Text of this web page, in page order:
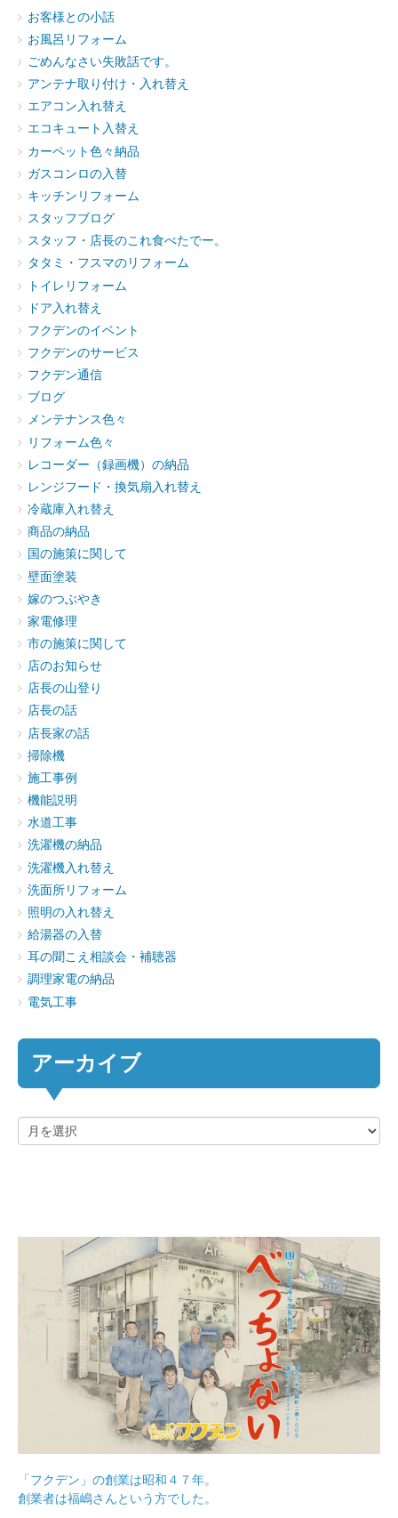
お客様との小話
お風呂リフォーム
ごめんなさい失敗話です。
アンテナ取り付け・入れ替え
エアコン入れ替え
エコキュート入替え
カーペット色々納品
ガスコンロの入替
キッチンリフォーム
スタッフブログ
スタッフ・店長のこれ食べたでー。
タタミ・フスマのリフォーム
トイレリフォーム
ドア入れ替え
フクデンのイベント
フクデンのサービス
フクデン通信
ブログ
メンテナンス色々
リフォーム色々
レコーダー（録画機）の納品
レンジフード・換気扇入れ替え
冷蔵庫入れ替え
商品の納品
国の施策に関して
壁面塗装
嫁のつぶやき
家電修理
市の施策に関して
店のお知らせ
店長の山登り
店長の話
店長家の話
掃除機
施工事例
機能説明
水道工事
洗濯機の納品
洗濯機入れ替え
洗面所リフォーム
照明の入れ替え
給湯器の入替
耳の聞こえ相談会・補聴器
調理家電の納品
電気工事
アーカイブ
「フクデン」の創業は昭和４７年。
創業者は福嶋さんという方でした。